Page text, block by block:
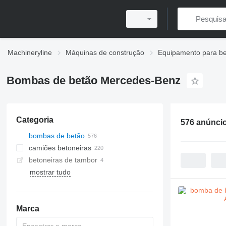
Machineryline Máquinas de construção Equipamento para
Bombas de betão Mercedes-Benz
Categoria
bombas de betão
camiões betoneiras
betoneiras de tambor
centrais de betão móveis
mostrar tudo
Marca
576